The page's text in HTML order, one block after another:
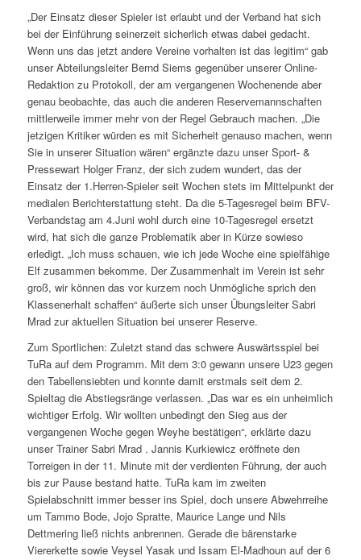
„Der Einsatz dieser Spieler ist erlaubt und der Verband hat sich
bei der Einführung seinerzeit sicherlich etwas dabei gedacht.
Wenn uns das jetzt andere Vereine vorhalten ist das legitim“ gab
unser Abteilungsleiter Bernd Siems gegenüber unserer Online-
Redaktion zu Protokoll, der am vergangenen Wochenende aber
genau beobachte, das auch die anderen Reservemannschaften
mittlerweile immer mehr von der Regel Gebrauch machen. „Die
jetzigen Kritiker würden es mit Sicherheit genauso machen, wenn
Sie in unserer Situation wären“ ergänzte dazu unser Sport- &
Pressewart Holger Franz, der sich zudem wundert, das der
Einsatz der 1.Herren-Spieler seit Wochen stets im Mittelpunkt der
medialen Berichterstattung steht. Da die 5-Tagesregel beim BFV-
Verbandstag am 4.Juni wohl durch eine 10-Tagesregel ersetzt
wird, hat sich die ganze Problematik aber in Kürze sowieso
erledigt. „Ich muss schauen, wie ich jede Woche eine spielfähige
Elf zusammen bekomme. Der Zusammenhalt im Verein ist sehr
groß, wir können das vor kurzem noch Unmögliche sprich den
Klassenerhalt schaffen“ äußerte sich unser Übungsleiter Sabri
Mrad zur aktuellen Situation bei unserer Reserve.
Zum Sportlichen: Zuletzt stand das schwere Auswärtsspiel bei
TuRa auf dem Programm. Mit dem 3:0 gewann unsere U23 gegen
den Tabellensiebten und konnte damit erstmals seit dem 2.
Spieltag die Abstiegsränge verlassen. „Das war es ein unheimlich
wichtiger Erfolg. Wir wollten unbedingt den Sieg aus der
vergangenen Woche gegen Weyhe bestätigen“, erklärte dazu
unser Trainer Sabri Mrad . Jannis Kurkiewicz eröffnete den
Torreigen in der 11. Minute mit der verdienten Führung, der auch
bis zur Pause bestand hatte. TuRa kam im zweiten
Spielabschnitt immer besser ins Spiel, doch unsere Abwehrreihe
um Tammo Bode, Jojo Spratte, Maurice Lange und Nils
Dettmering ließ nichts anbrennen. Gerade die bärenstarke
Viererkette sowie Veysel Yasak und Issam El-Madhoun auf der 6